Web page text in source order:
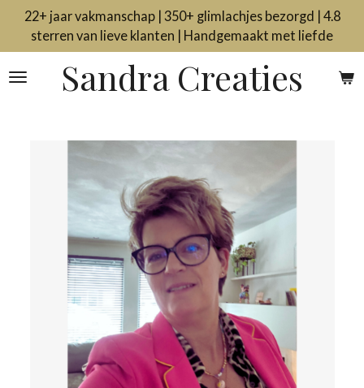
direct
naar
de
hoofdinhoudSandra Creaties
22+ jaar vakmanschap | 350+ glimlachjes bezorgd | 4.8
sterren van lieve klanten | Handgemaakt met liefde